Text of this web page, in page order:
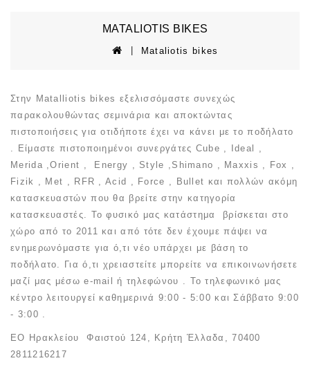
MATALIOTIS BIKES
Mataliotis bikes
Στην Matalliotis bikes εξελισσόμαστε συνεχώς
παρακολουθώντας σεμινάρια και αποκτώντας
πιστοποιήσεις για οτιδήποτε έχει να κάνει με το ποδήλατο
. Είμαστε πιστοποιημένοι συνεργάτες Cube , Ideal ,
Merida ,Orient , Energy , Style ,Shimano , Maxxis , Fox ,
Fizik , Met , RFR , Acid , Force , Bullet και πολλών ακόμη
κατασκευαστών που θα βρείτε στην κατηγορία
κατασκευαστές. Το φυσικό μας κατάστημα βρίσκεται στο
χώρο από το 2011 και από τότε δεν έχουμε πάψει να
ενημερωνόμαστε για ό,τι νέο υπάρχει με βάση το
ποδήλατο. Για ό,τι χρειαστείτε μπορείτε να επικοινωνήσετε
μαζί μας μέσω e-mail ή τηλεφώνου . Το τηλεφωνικό μας
κέντρο λειτουργεί καθημερινά 9:00 - 5:00 και Σάββατο 9:00
- 3:00 .
EO Ηρακλείου Φαιστού 124, Κρήτη Έλλαδα, 70400
2811216217